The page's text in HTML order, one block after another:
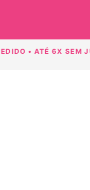
• ATÉ 6X SEM